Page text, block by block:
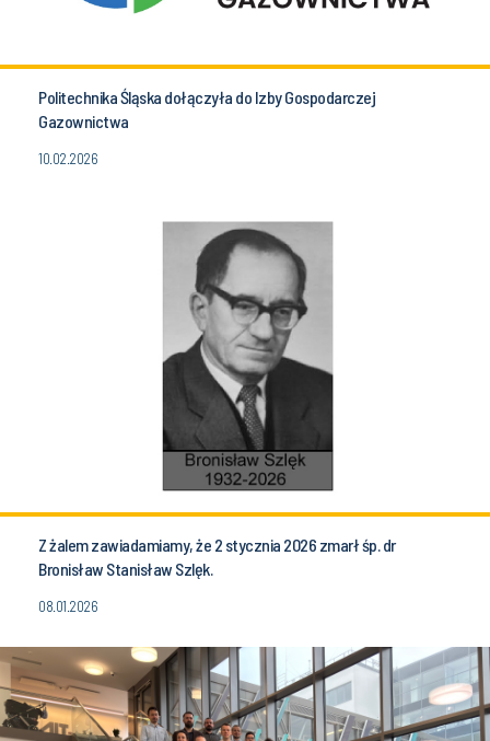
Politechnika Śląska dołączyła do Izby Gospodarczej
Gazownictwa
10.02.2026
Z żalem zawiadamiamy, że 2 stycznia 2026 zmarł śp. dr
Bronisław Stanisław Szlęk.
08.01.2026